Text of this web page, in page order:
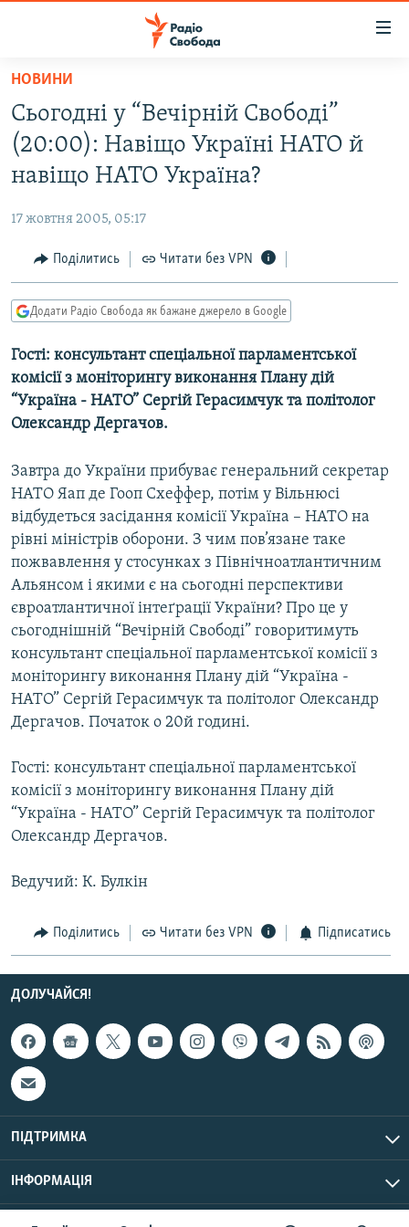
Перейти
основного
матеріалу
Перейти
до
основної
Перейти
до
пошуку
РАДІО СВОБОДА – 70 РОКІВ
ВСЕ ЗА ДОБУ
СТАТТІ
СУСПІЛЬСТВО
УКРАЇНА
СВІТ
РОСІЙСЬКА «ФІЛЬТРАЦІЯ»
ДОНБАС.РЕАЛІЇ
ТИ ЯК?
СХЕМИ
КИТАЙ.ВИКЛИКИ
МУЛЬТИМЕДІА
СПЕЦПРОЄКТИ
ПОДКАСТИ
УКР
КТАТ
ДОЛУЧАЙСЯ!
Усі сайти RFE/RL
НОВИНИ
Сьогодні у “Вечірній Свободі”
(20:00): Навіщо Україні НАТО й
навіщо НАТО Україна?
17 жовтня 2005, 05:17
Поділитись Читати без VPN
Додати Радіо Свобода як бажане джерело в Google
Гості: консультант спеціальної парламентської
комісії з моніторингу виконання Плану дій
“Україна - НАТО” Сергій Герасимчук та політолог
Олександр Дергачов.
Завтра до України прибуває генеральний секретар
НАТО Яап де Гооп Схеффер, потім у Вільнюсі
відбудеться засідання комісії Україна – НАТО на
рівні міністрів оборони. З чим пов’язане таке
пожвавлення у стосунках з Північноатлантичним
Альянсом і якими є на сьогодні перспективи
євроатлантичної інтеґрації України? Про це у
сьогоднішній “Вечірній Свободі” говоритимуть
консультант спеціальної парламентської комісії з
моніторингу виконання Плану дій “Україна -
НАТО” Сергій Герасимчук та політолог Олександр
Дергачов. Початок о 20й годині.
Гості: консультант спеціальної парламентської
комісії з моніторингу виконання Плану дій
“Україна - НАТО” Сергій Герасимчук та політолог
Олександр Дергачов.
Ведучий: К. Булкін
Поділитись Читати без VPN Підписатись
ДОЛУЧАЙСЯ!
ПІДТРИМКА
ІНФОРМАЦІЯ